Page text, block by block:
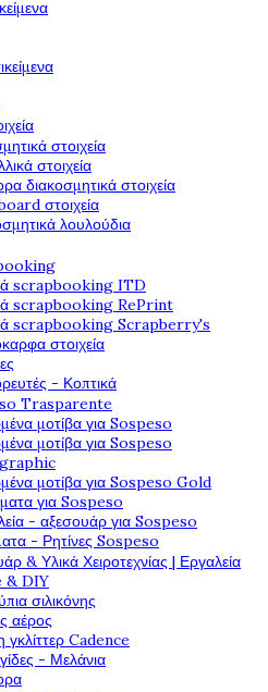
στοιχεία
στοιχεία
διακοσμητικά στοιχεία
στοιχεία
λουλούδια
scrapbooking ITD
scrapbooking RePrint
scrapbooking Scrapberry's
στοιχεία
- Κοπτικά
Trasparente
μοτίβα για Sospeso
μοτίβα για Sospeso
μοτίβα για Sospeso Gold
για Sospeso
- αξεσουάρ για Sospeso
- Ρητίνες Sospeso
& Υλικά Χειροτεχνίας | Εργαλεία
& DIY
σιλικόνης
αέρος
γκλίττερ Cadence
- Μελάνια